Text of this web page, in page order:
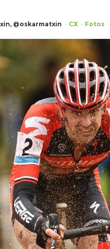
@oskarmatxin CX Fotos